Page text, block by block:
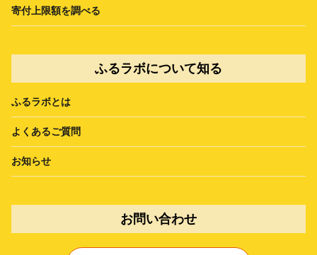
寄付上限額を調べる
ふるラボについて知る
ふるラボとは
よくあるご質問
お知らせ
お問い合わせ